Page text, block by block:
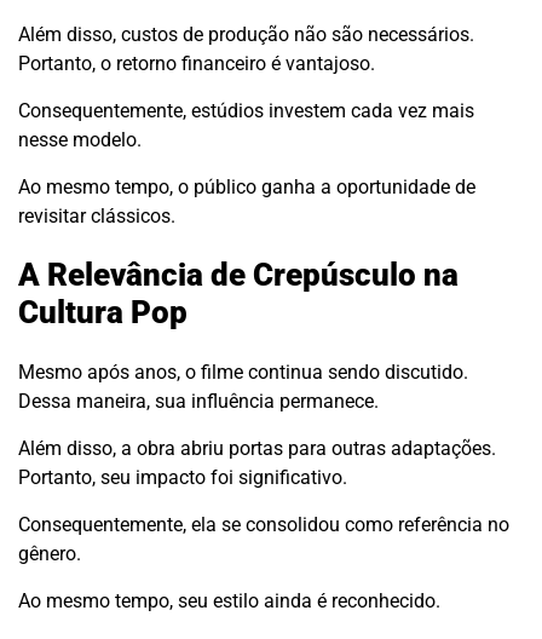
Além disso, custos de produção não são necessários.
Portanto, o retorno financeiro é vantajoso.
Consequentemente, estúdios investem cada vez mais
nesse modelo.
Ao mesmo tempo, o público ganha a oportunidade de
revisitar clássicos.
A Relevância de Crepúsculo na
Cultura Pop
Mesmo após anos, o filme continua sendo discutido.
Dessa maneira, sua influência permanece.
Além disso, a obra abriu portas para outras adaptações.
Portanto, seu impacto foi significativo.
Consequentemente, ela se consolidou como referência no
gênero.
Ao mesmo tempo, seu estilo ainda é reconhecido.